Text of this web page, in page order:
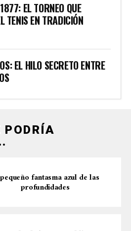
EL TORNEO QUE
TENIS EN TRADICIÓN
EL HILO SECRETO ENTRE
fantasma azul de las
profundidades